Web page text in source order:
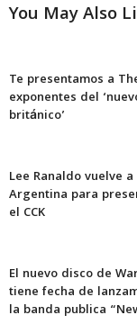
You May Also
Te presentamos a
exponentes del
británico’
Lee Ranaldo vuelve a
Argentina para
el CCK
El nuevo disco de
tiene fecha de
la banda publica